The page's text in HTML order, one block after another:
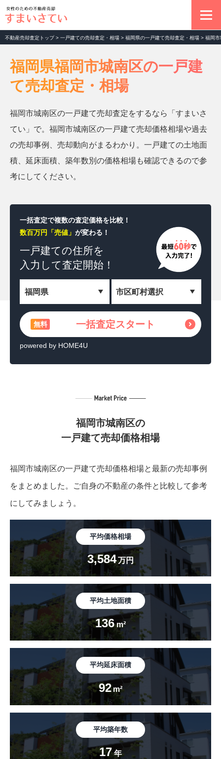
不動産売却の基本
マンション売却査定
土地売却査定
一戸建て売却査定
無料 一括査定スタート
＼相続した土地を収益化！／
無料 土地活用の方法を見る
powered by HOME4U
不動産売却査定トップ > 一戸建ての売却査定・相場 > 福岡県の一戸建て売却査定・相場 > 福岡市
福岡県福岡市城南区の一戸建
て売却査定・相場
福岡市城南区の一戸建て売却査定をするなら「すまいさ
てい」で。福岡市城南区の一戸建て売却価格相場や過去
の売却事例、売却動向がまるわかり。一戸建ての土地面
積、延床面積、築年数別の価格相場も確認できるので参
考にしてください。
一括査定で複数の査定価格を比較！
数百万円「売値」 が変わる！
一戸建ての住所を
入力して査定開始！
無料 一括査定スタート
powered by HOME4U
福岡市城南区の
一戸建て売却価格相場
福岡市城南区の一戸建て売却価格相場と最新の売却事例
をまとめました。 ご自身の不動産の条件と比較して参考
にしてみましょう。
平均価格相場
3,584万円
平均土地面積
136m²
平均延床面積
92m²
平均築年数
17年